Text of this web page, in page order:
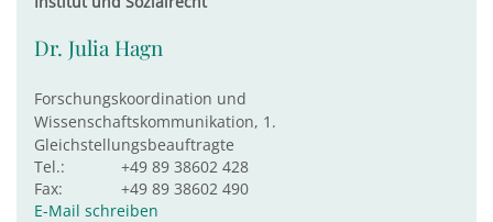
Dr. Julia Hagn
Forschungskoordination und
Wissenschaftskommunikation, 1.
Gleichstellungsbeauftragte
Tel.:
+49 89 38602 428
Fax:
+49 89 38602 490
E-Mail schreiben